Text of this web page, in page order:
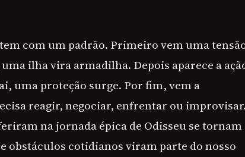
com um padrão. Primeiro vem uma
ilha vira armadilha. Depois aparece a
uma proteção surge. Por fim, vem a
reagir, negociar, enfrentar ou improvisar.
na jornada épica de Odisseu se tornam
obstáculos cotidianos viram parte do nosso